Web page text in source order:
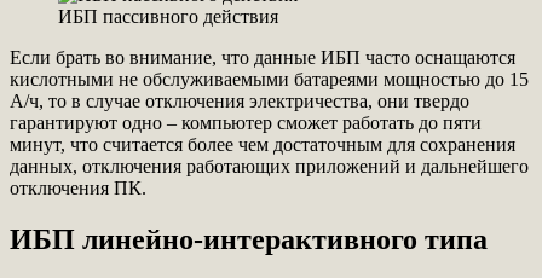
ИБП пассивного действия
Если брать во внимание, что данные ИБП часто оснащаются
кислотными не обслуживаемыми батареями мощностью до 15
А/ч, то в случае отключения электричества, они твердо
гарантируют одно – компьютер сможет работать до пяти
минут, что считается более чем достаточным для сохранения
данных, отключения работающих приложений и дальнейшего
отключения ПК.
ИБП линейно-интерактивного типа